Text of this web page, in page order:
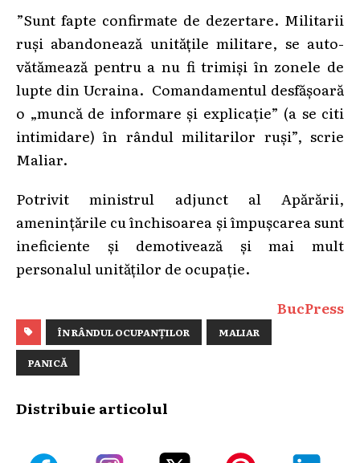
”Sunt fapte confirmate de dezertare. Militarii
ruși abandonează unitățile militare, se auto-
vătămează pentru a nu fi trimiși în zonele de
lupte din Ucraina. Comandamentul desfășoară
o „muncă de informare și explicație” (a se citi
intimidare) în rândul militarilor ruși”, scrie
Maliar.
Potrivit ministrul adjunct al Apărării,
amenințările cu închisoarea și împușcarea sunt
ineficiente și demotivează și mai mult
personalul unităților de ocupație.
BucPress
ÎN RÂNDUL OCUPANȚILOR MALIAR
PANICĂ
Distribuie articolul